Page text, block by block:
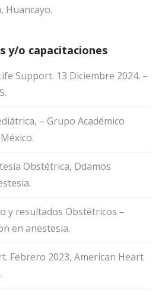
Huancayo.
y/o capacitaciones
Support. 13 Diciembre 2024. –
– Grupo Académico
Obstétrica, Ddamos
y resultados Obstétricos –
en anestesia.
Febrero 2023, American Heart